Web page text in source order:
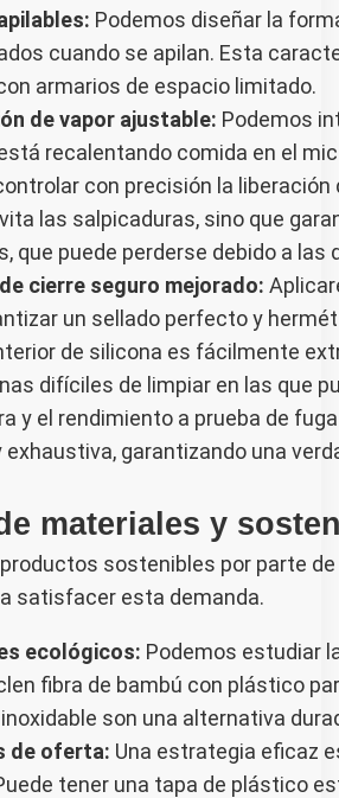
Podemos diseñar la
cuando se apilan. Esta
armarios de espacio limitado.
de vapor ajustable: Podemos
recalentando comida en el
con precisión la
las salpicaduras, sino que
que puede perderse debido a
cierre seguro mejorado:
un sellado perfecto y
de silicona es fácilmente
difíciles de limpiar en las que
y el rendimiento a prueba de
exhaustiva, garantizando una
materiales y
sostenibles por parte
satisfacer esta demanda.
ecológicos: Podemos estudiar
fibra de bambú con plástico
son una alternativa
de oferta: Una estrategia eficaz
tener una tapa de plástico